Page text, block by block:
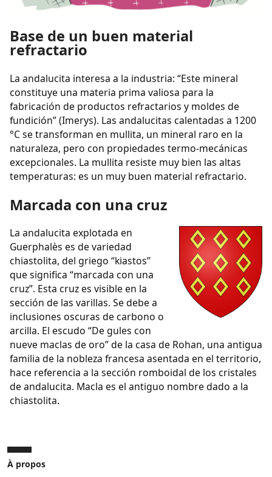
Base de un buen material
refractario
La andalucita interesa a la industria: “Este mineral
constituye una materia prima valiosa para la
fabricación de productos refractarios y moldes de
fundición” (Imerys). Las andalucitas calentadas a 1200
°C se transforman en mullita, un mineral raro en la
naturaleza, pero con propiedades termo-mecánicas
excepcionales. La mullita resiste muy bien las altas
temperaturas: es un muy buen material refractario.
Marcada con una cruz
La andalucita explotada en
Guerphalès es de variedad
chiastolita, del griego “kiastos”
que significa “marcada con una
cruz”. Esta cruz es visible en la
sección de las varillas. Se debe a
inclusiones oscuras de carbono o
arcilla. El escudo “De gules con
nueve maclas de oro” de la casa de Rohan, una antigua
familia de la nobleza francesa asentada en el territorio,
hace referencia a la sección romboidal de los cristales
de andalucita. Macla es el antiguo nombre dado a la
chiastolita.
À propos